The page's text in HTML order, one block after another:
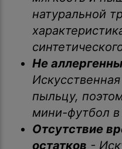
натуральной
Не
пыльцу,
мини-футбол
Отсутствие
остатков -